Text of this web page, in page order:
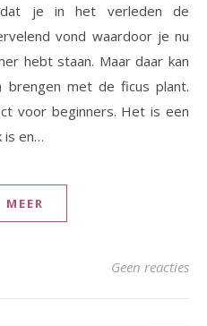
je in het verleden de
vond waardoor je nu
hebt staan. Maar daar kan
met de ficus plant.
voor beginners. Het is een
is en…
MEER
Geen reacties